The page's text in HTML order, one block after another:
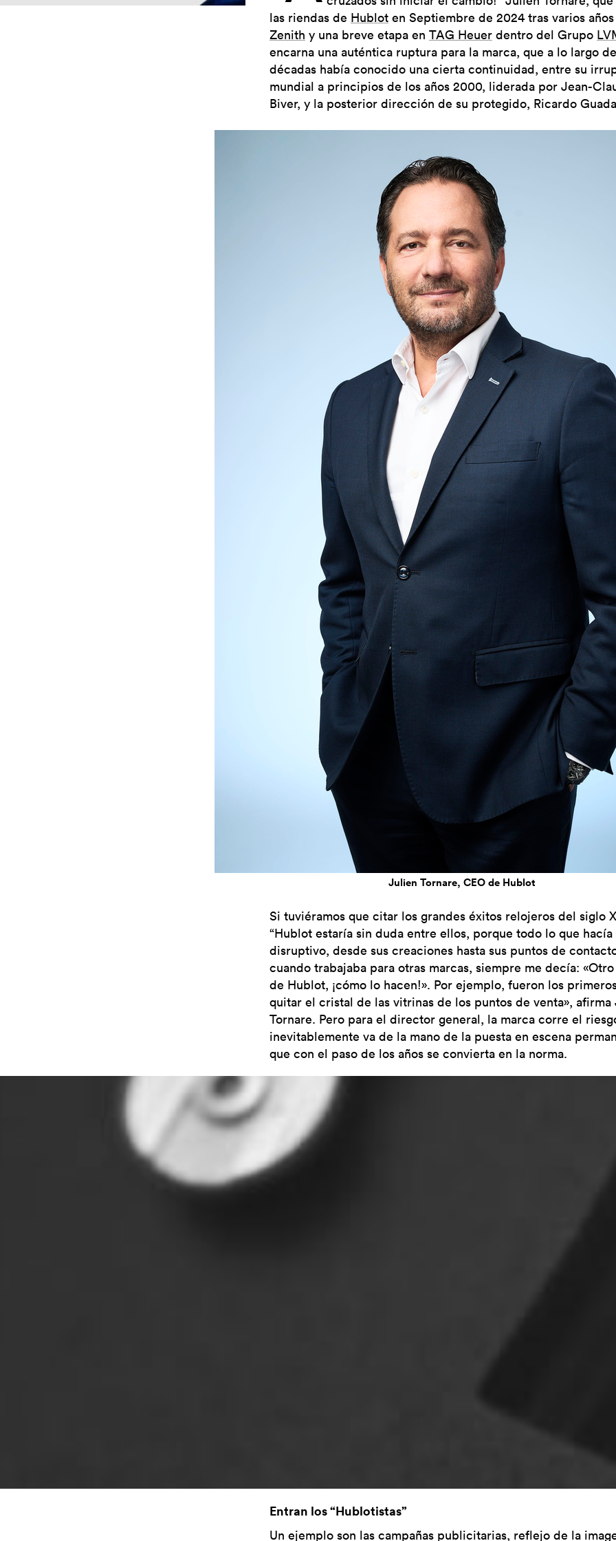
las riendas de Hublot en Septiembre de 2024 tras varios
Zenith y una breve etapa en TAG Heuer dentro del Grupo
encarna una auténtica ruptura para la marca, que a lo largo
décadas había conocido una cierta continuidad, entre su
mundial a principios de los años 2000, liderada por Jean-
Biver, y la posterior dirección de su protegido, Ricardo
Julien Tornare, CEO de Hublot
Si tuviéramos que citar los grandes éxitos relojeros del siglo
“Hublot estaría sin duda entre ellos, porque todo lo que hacía
disruptivo, desde sus creaciones hasta sus puntos de
cuando trabajaba para otras marcas, siempre me decía:
de Hublot, ¡cómo lo hacen!». Por ejemplo, fueron los
quitar el cristal de las vitrinas de los puntos de venta», afirma
Tornare. Pero para el director general, la marca corre el
inevitablemente va de la mano de la puesta en escena
que con el paso de los años se convierta en la norma.
Entran los “Hublotistas”
Un ejemplo son las campañas publicitarias, reflejo de la